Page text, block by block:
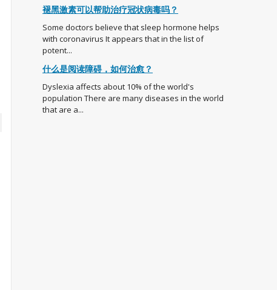
褪黑激素可以帮助治疗冠状病毒吗？
Some doctors believe that sleep hormone helps
with coronavirus It appears that in the list of
potent...
什么是阅读障碍，如何治愈？
Dyslexia affects about 10% of the world's
population There are many diseases in the world
that are a...